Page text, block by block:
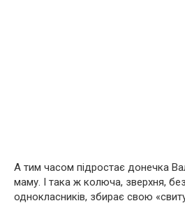
А тим часом підростає донечка
маму. І така ж колюча, зверхня,
однокласників, збирає свою